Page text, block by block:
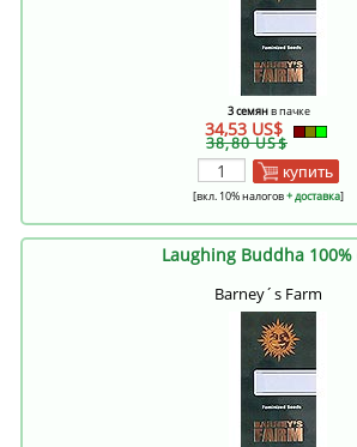
3 семянв пачке
34,53 US$
38,80 US$
купить
[вкл. 10% налогов+ доставка]
Laughing Buddha 100%
Barney´s Farm